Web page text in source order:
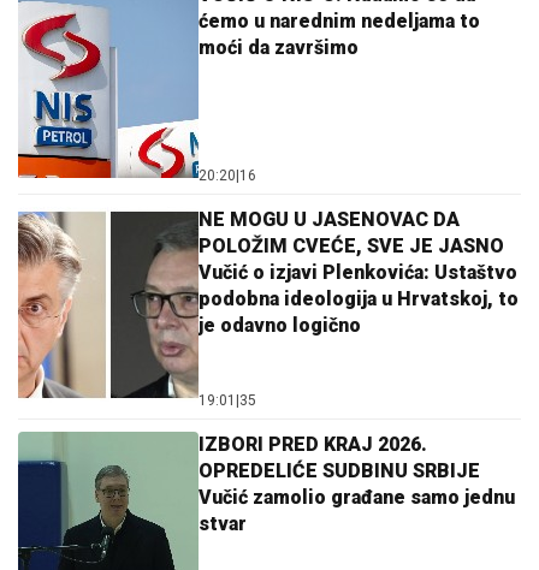
ćemo u narednim nedeljama to
moći da završimo
20:20|16
NE MOGU U JASENOVAC DA
POLOŽIM CVEĆE, SVE JE JASNO
Vučić o izjavi Plenkovića: Ustaštvo
podobna ideologija u Hrvatskoj, to
je odavno logično
19:01 |35
IZBORI PRED KRAJ 2026.
OPREDELIĆE SUDBINU SRBIJE
Vučić zamolio građane samo jednu
stvar